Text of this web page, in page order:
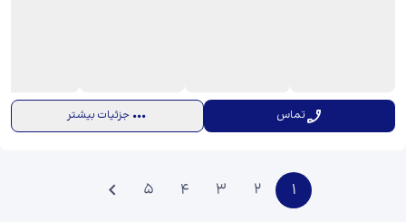
تماس جزئیات بیشتر
1
2
3
4
5